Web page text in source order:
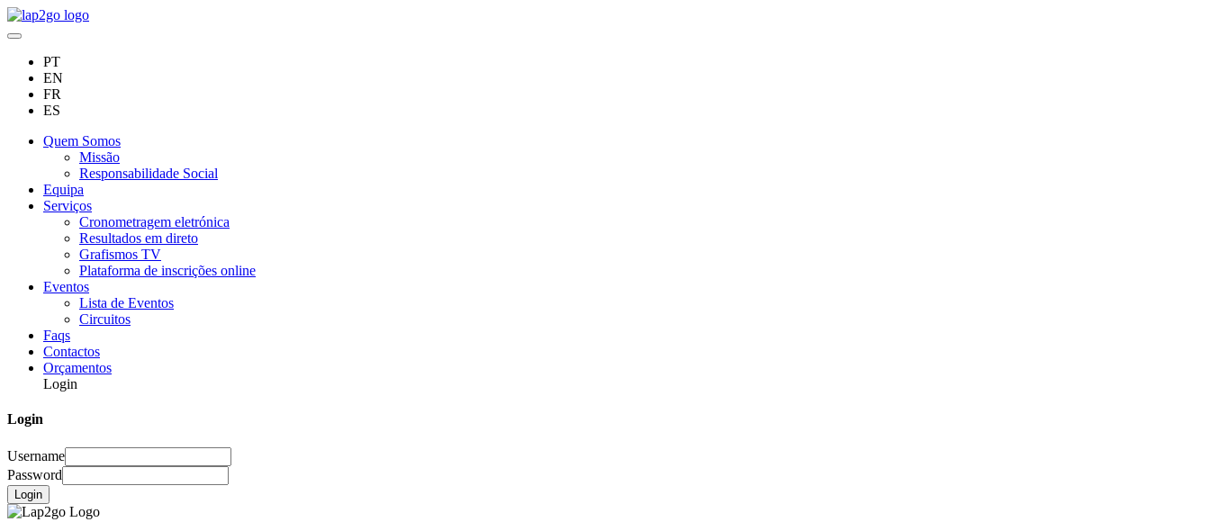
PT
EN
FR
ES
Quem Somos
Missão
Responsabilidade Social
Equipa
Serviços
Cronometragem eletrónica
Resultados em direto
Grafismos TV
Plataforma de inscrições online
Eventos
Lista de Eventos
Circuitos
Faqs
Contactos
Orçamentos
Login
Login
Username
Password
Login